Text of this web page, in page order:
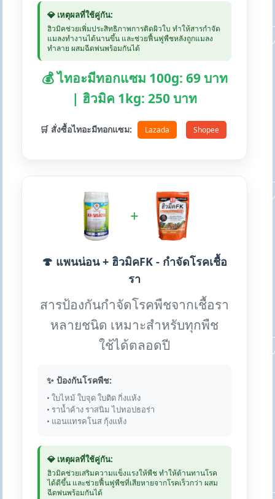
💎 เหตุผลที่ใช้คู่กัน:
ฮิวมิคช่วยเพิ่มประสิทธิภาพการติดผิวใบ ทำให้สารกำจัด
แมลงทำงานได้นานขึ้น และช่วยฟื้นฟูพืชหลังถูกแมลง
ทำลาย ผสมฉีดพ่นพร้อมกันได้
💰 ไทอะมีทอกแซม 100g: 69 บาท
| ฮิวมิค 1kg: 250 บาท
🛒 สั่งซื้อไทอะมีทอกแซม: Lazada Shopee
+
🍄 แพนน่อน + ฮิวมิคFK - กำจัดโรคเชื้อ
รา
สารป้องกันกำจัดโรคพืชจากเชื้อรา
หลายชนิด เหมาะสำหรับทุกพืช
ใช้ได้ตลอดปี
✨ ป้องกันโรคพืช:
• ใบไหม้ ใบจุด ใบติด กิ่งแห้ง
• ราน้ำค้าง ราสนิม ไปทอปธอร่า
• แอนแทรคโนส กุ้งแห้ง
💎 เหตุผลที่ใช้คู่กัน:
ฮิวมิคช่วยเสริมความแข็งแรงให้พืช ทำให้ต้านทานโรค
ได้ดีขึ้น และช่วยฟื้นฟูพืชที่เสียหายจากโรคเร็วกว่า ผสม
ฉีดพ่นพร้อมกันได้